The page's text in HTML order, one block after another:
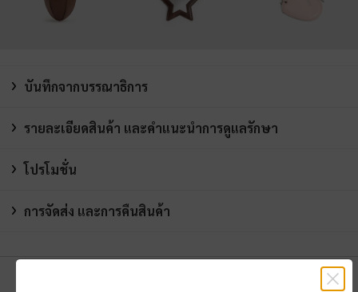
บันทึกจากบรรณาธิการ
รายละเอียดสินค้า และคำแนะนำการดูแลรักษา
โปรโมชั่น
การจัดส่ง และการคืนสินค้า